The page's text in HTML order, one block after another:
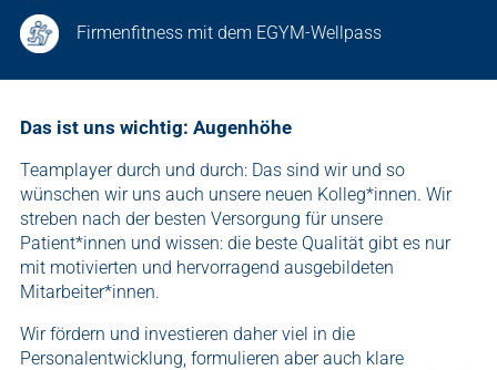
Firmenfitness mit dem EGYM-Wellpass
Das ist uns wichtig: Augenhöhe
Teamplayer durch und durch: Das sind wir und so
wünschen wir uns auch unsere neuen Kolleg*innen. Wir
streben nach der besten Versorgung für unsere
Patient*innen und wissen: die beste Qualität gibt es nur
mit motivierten und hervorragend ausgebildeten
Mitarbeiter*innen.
Wir fördern und investieren daher viel in die
Personalentwicklung, formulieren aber auch klare